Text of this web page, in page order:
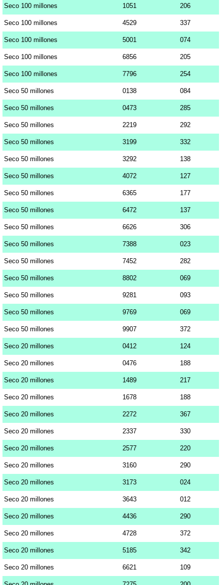
Seco 100 millones 1051 206
Seco 100 millones 4529 337
Seco 100 millones 5001 074
Seco 100 millones 6856 205
Seco 100 millones 7796 254
Seco 50 millones 0138 084
Seco 50 millones 0473 285
Seco 50 millones 2219 292
Seco 50 millones 3199 332
Seco 50 millones 3292 138
Seco 50 millones 4072 127
Seco 50 millones 6365 177
Seco 50 millones 6472 137
Seco 50 millones 6626 306
Seco 50 millones 7388 023
Seco 50 millones 7452 282
Seco 50 millones 8802 069
Seco 50 millones 9281 093
Seco 50 millones 9769 069
Seco 50 millones 9907 372
Seco 20 millones 0412 124
Seco 20 millones 0476 188
Seco 20 millones 1489 217
Seco 20 millones 1678 188
Seco 20 millones 2272 367
Seco 20 millones 2337 330
Seco 20 millones 2577 220
Seco 20 millones 3160 290
Seco 20 millones 3173 024
Seco 20 millones 3643 012
Seco 20 millones 4436 290
Seco 20 millones 4728 372
Seco 20 millones 5185 342
Seco 20 millones 6621 109